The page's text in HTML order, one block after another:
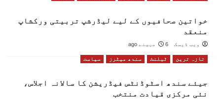
خواتین صحافیوں کے لیے لیڈرشپ تربیتی ورکشاپ
منعقد
ویب ڈیسک 6 مہینے ago
تازہ ترین ٹیلنٹ سندھ میٹرز سیاست
جیئے سندھ اسٹوڈنٹس فیڈریشن کا سالانہ اجلاس،
نئی مرکزی قیادت منتخب